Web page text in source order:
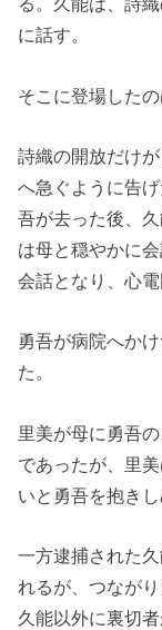
に話す。
そこに登場したの
詩織の開放だけ
へ急ぐように告
吾が去った後、
は母と穏やかに
会話となり、心
勇吾が病院へか
た。
里美が母に勇吾
であったが、里
いと勇吾を抱きし
一方逮捕された
れるが、つなが
久能以外に裏切